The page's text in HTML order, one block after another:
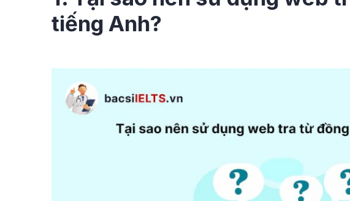
tiếng Anh?